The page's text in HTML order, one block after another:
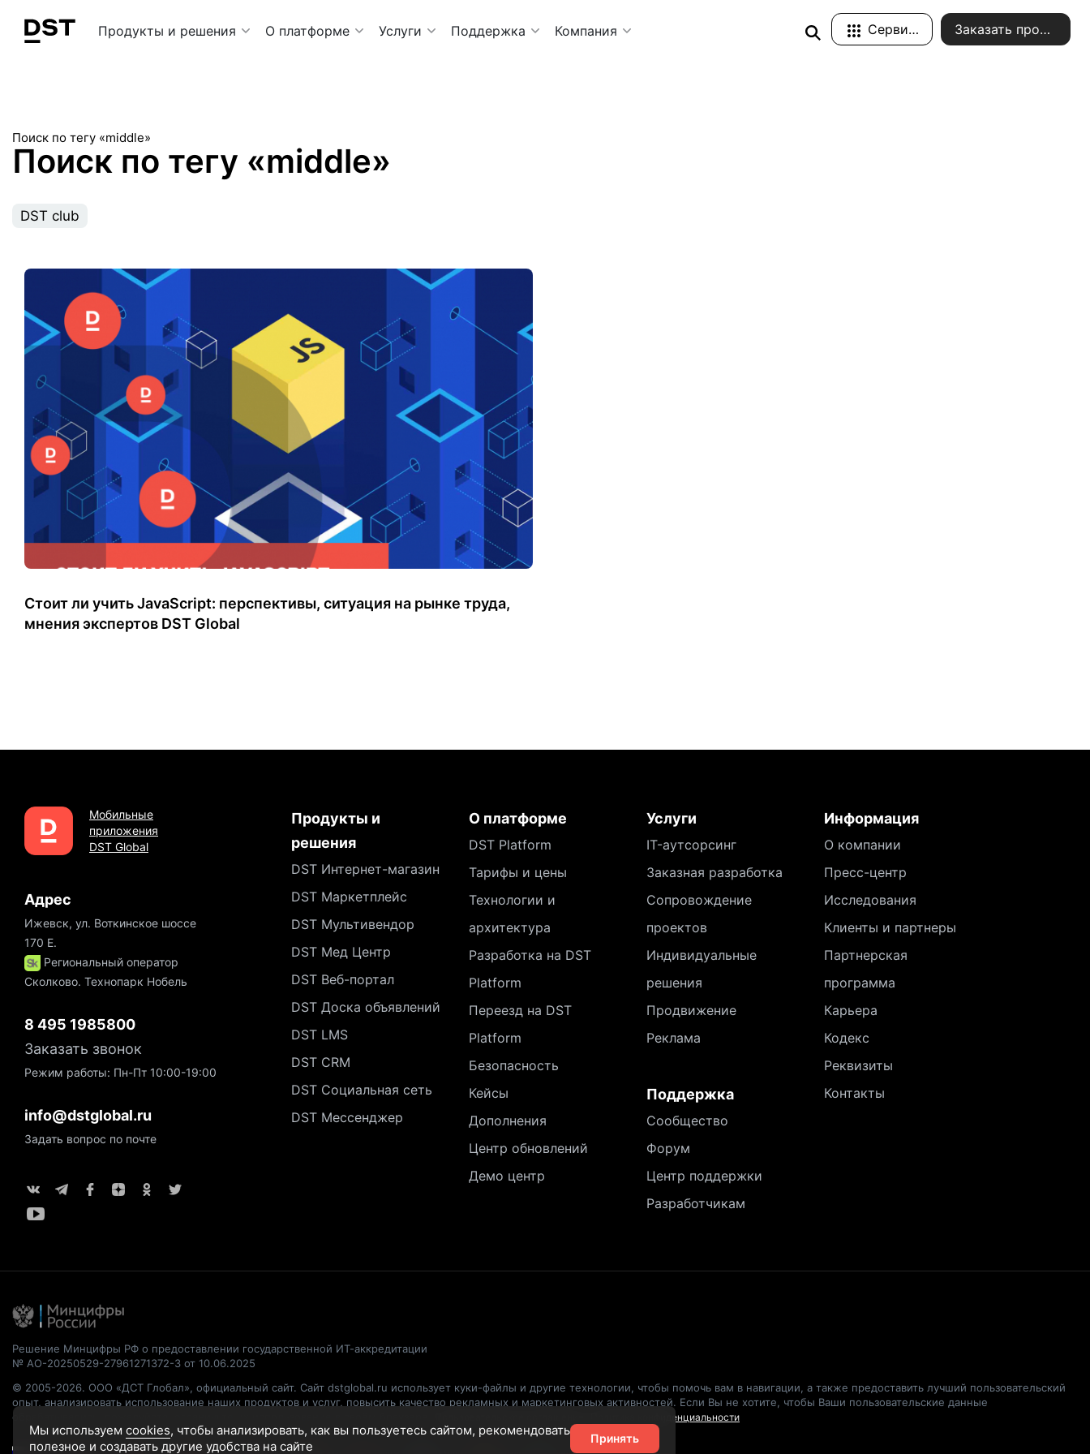
Navigation Menu
Продукты и решения О платформе Услуги Поддержка Компания Сервисы Заказать проект
Поиск по тегу «middle»
Поиск по тегу «middle»
DST club
Стоит ли учить JavaScript: перспективы, ситуация на рынке труда,
мнения экспертов DST Global
Мобильные
приложения
DST Global
Адрес
Ижевск, ул. Воткинское шоссе
170 Е.
Региональный оператор
Сколково. Технопарк Нобель
8 495 1985800
Заказать звонок
Режим работы: Пн-Пт 10:00-19:00
info@dstglobal.ru
Задать вопрос по почте
Продукты и
решения
DST Интернет-магазин
DST Маркетплейс
DST Мультивендор
DST Мед Центр
DST Веб-портал
DST Доска объявлений
DST LMS
DST CRM
DST Социальная сеть
DST Мессенджер
О платформе
DST Platform
Тарифы и цены
Технологии и
архитектура
Разработка на DST
Platform
Переезд на DST
Platform
Безопасность
Кейсы
Дополнения
Центр обновлений
Демо центр
Услуги
IT-аутсорсинг
Заказная разработка
Сопровождение
проектов
Индивидуальные
решения
Продвижение
Реклама
Поддержка
Сообщество
Форум
Центр поддержки
Разработчикам
Информация
О компании
Пресс-центр
Исследования
Клиенты и партнеры
Партнерская
программа
Карьера
Кодекс
Реквизиты
Контакты
Решение Минцифры РФ о предоставлении государственной ИТ-аккредитации
№ АО-20250529-27961271372-3 от 10.06.2025
© 2005-2026. ООО «ДСТ Глобал», официальный сайт. Сайт dstglobal.ru использует куки-файлы и другие технологии, чтобы помочь вам в навигации, а также предоставить лучший пользовательский
опыт, анализировать использование наших продуктов и услуг, повысить качество рекламных и маркетинговых активностей. Если Вы не хотите, чтобы Ваши пользовательские данные
обрабатывались, пожалуйста, ограничьте их использование в своём браузере.
Политика конфиденциальности
Мы используем cookies, чтобы анализировать, как вы пользуетесь сайтом, рекомендовать
полезное и создавать другие удобства на сайте
Принять